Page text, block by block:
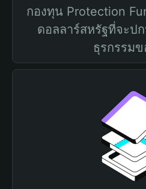
กองทุน Protection
ดอลลาร์สหรัฐที่จะป
ธุรกรรม